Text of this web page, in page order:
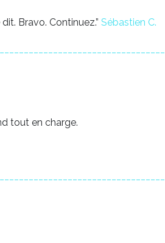
Bravo. Continuez.” Sébastien C.
tout en charge.